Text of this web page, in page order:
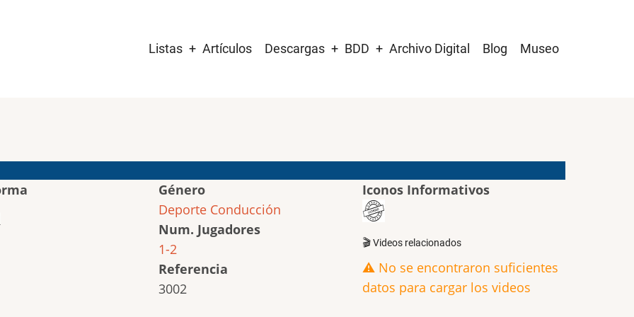
navigation
Listas Artículos Descargas BDD Archivo Digital Blog Museo
Género
Deporte Conducción
Num. Jugadores
1-2
Referencia
3002
Iconos Informativos
🎬 Videos relacionados
⚠️ No se encontraron suficientes
datos para cargar los videos